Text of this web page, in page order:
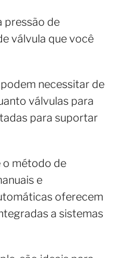
pressão de
válvula que você
necessitar de
válvulas para
para suportar
o método de
e
oferecem
a sistemas